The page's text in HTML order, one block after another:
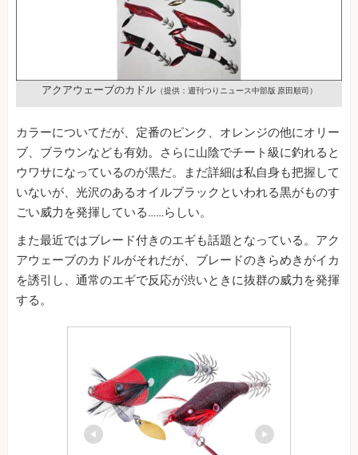
アクアウェーブのカドル（提供：週刊つりニュース中部版 原田順司）
カラーについてだが、定番のピンク、オレンジの他にオリー
ブ、ブラウンなども有効。さらに山陰でチート級に釣れると
ウワサになっているのが黒だ。まだ詳細は私自身も把握して
いないが、光沢のあるオイルブラックといわれる黒がものす
ごい威力を発揮している……らしい。
また最近ではブレード付きのエギも話題となっている。アク
アウェーブのカドルがそれだが、ブレードのきらめきがイカ
を誘引し、通常のエギで反応が渋いときに抜群の威力を発揮
する。